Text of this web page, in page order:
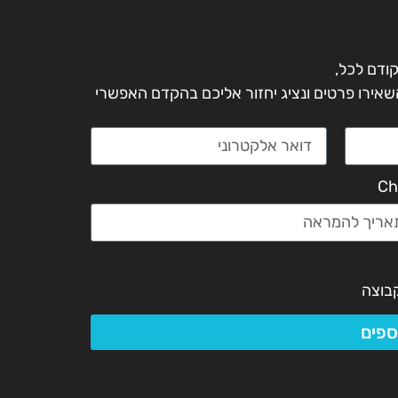
לכל,
פרטים ונציג יחזור אליכם בהקדם האפשרי